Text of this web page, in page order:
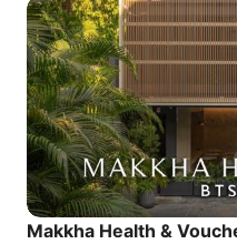
Makkha Health &